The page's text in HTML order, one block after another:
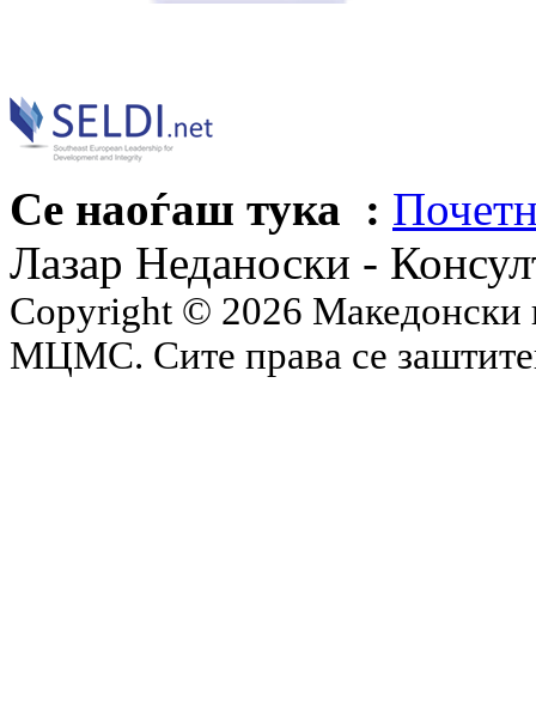
Се наоѓаш тука :
Лазар Неданоски -
Copyright © 2026 Македонски
МЦМС. Сите права се